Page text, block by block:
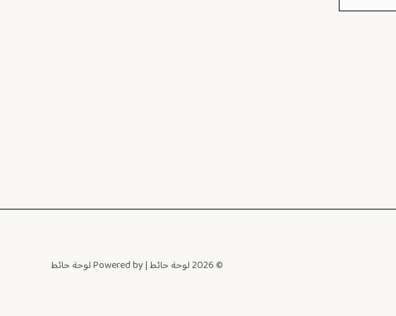
© 2026 لوحة حائط | Powered by لوحة حائط